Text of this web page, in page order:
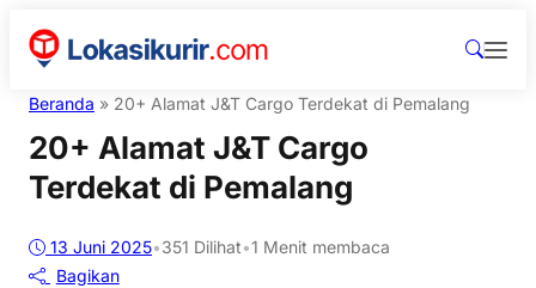
Beranda » 20+ Alamat J&T Cargo Terdekat di Pemalang
20+ Alamat J&T Cargo
Terdekat di Pemalang
13 Juni 2025•351 Dilihat•1 Menit membaca
Bagikan